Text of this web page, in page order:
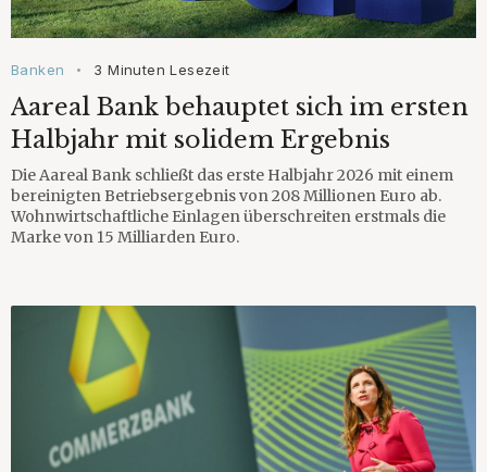
Banken • 3 Minuten Lesezeit
Aareal Bank behauptet sich im ersten
Halbjahr mit solidem Ergebnis
Die Aareal Bank schließt das erste Halbjahr 2026 mit einem
bereinigten Betriebsergebnis von 208 Millionen Euro ab.
Wohnwirtschaftliche Einlagen überschreiten erstmals die
Marke von 15 Milliarden Euro.